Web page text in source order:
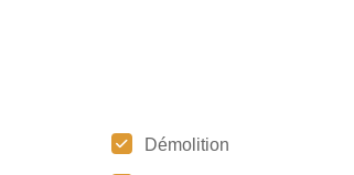
Démolition